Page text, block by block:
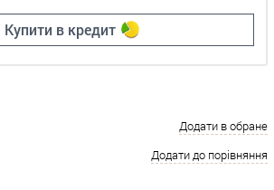
Купити в кредит
Додати в обране
Додати до порівняння